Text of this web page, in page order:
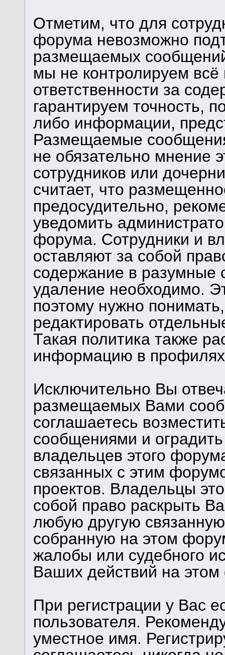
Отметим, что для
форума невозможно
размещаемых
мы не контролируем
ответственности за
гарантируем точность,
либо информации,
Размещаемые
не обязательно мнение
сотрудников или
считает, что
предосудительно,
уведомить
форума. Сотрудники и
оставляют за собой
содержание в разумные
удаление необходимо.
поэтому нужно
редактировать
Такая политика также
информацию в профилях
Исключительно Вы
размещаемых Вами
соглашаетесь
сообщениями и оградить
владельцев этого
связанных с этим
проектов. Владельцы
собой право раскрыть
любую другую
собранную на этом
жалобы или судебного
Ваших действий на
При регистрации у Вас
пользователя.
уместное имя.